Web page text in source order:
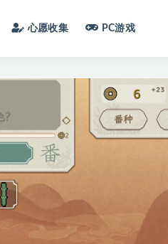
心愿收集 PC游戏